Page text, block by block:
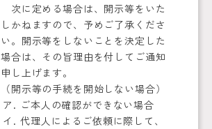
次に定める場合は、開示等をいた
しかねますので、予めご了承くださ
い。開示等をしないことを決定した
場合は、その旨理由を付してご通知
申し上げます。
（開示等の手続を開始しない場合）
ご本人の確認ができない場合
代理人によるご依頼に際して、